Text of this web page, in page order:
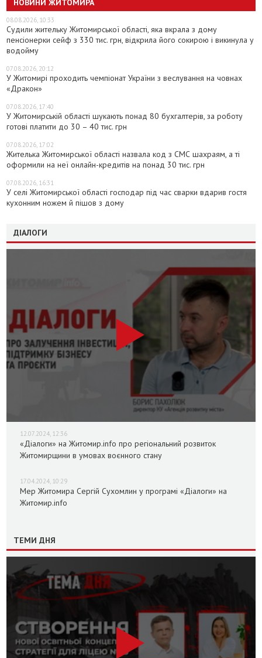
НОВИНИ ЖИТОМИРА
08.08.2026, 10:33
Судили жительку Житомирської області, яка вкрала з дому
пенсіонерки сейф з 330 тис. грн, відкрила його сокирою і викинула у
водойму
07.08.2026, 20:12
У Житомирі проходить чемпіонат України з веслування на човнах
«Дракон»
07.08.2026, 17:40
У Житомирській області шукають понад 80 бухгалтерів, за роботу
готові платити до 30 – 40 тис. грн
07.08.2026, 17:02
Жителька Житомирської області назвала код з СМС шахраям, а ті
оформили на неї онлайн-кредитів на понад 30 тис. грн
07.08.2026, 16:31
У селі Житомирської області господар під час сварки вдарив гостя
кухонним ножем й пішов з дому
ДІАЛОГИ
12.07.2024, 12:36
«Діалоги» на Житомир.info про регіональний розвиток
Житомирщини в умовах воєнного стану
17.04.2024, 10:29
Мер Житомира Сергій Сухомлин у програмі «Діалоги» на
Житомир.info
ТЕМИ ДНЯ